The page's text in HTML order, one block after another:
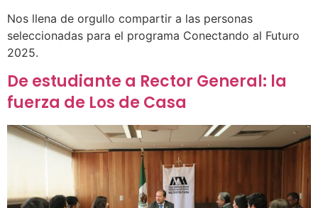
Nos llena de orgullo compartir a las personas
seleccionadas para el programa Conectando al Futuro
2025.
De estudiante a Rector General: la
fuerza de Los de Casa